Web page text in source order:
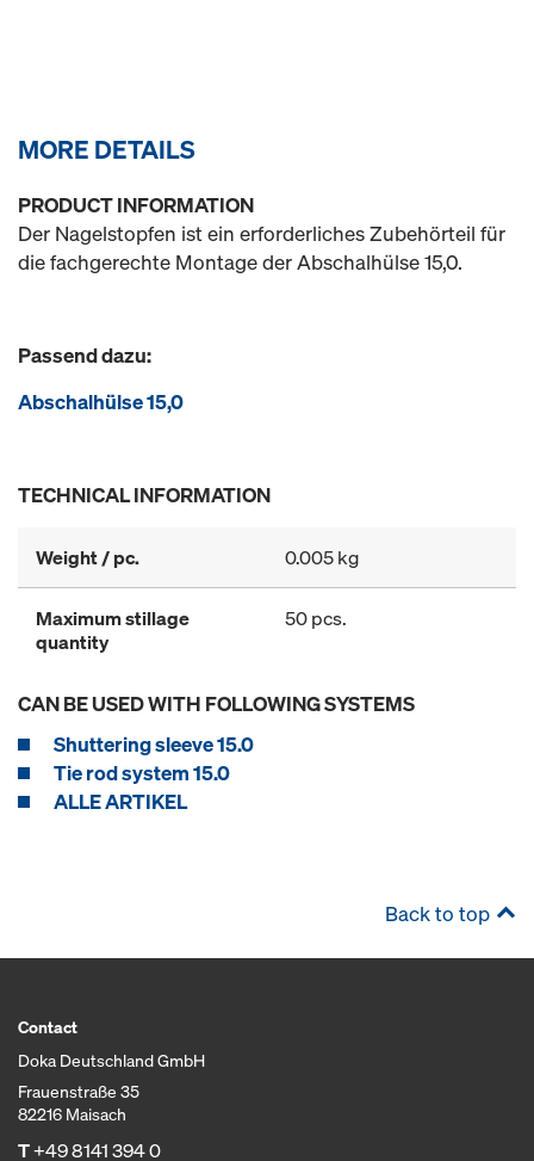
MORE DETAILS
PRODUCT INFORMATION
Der Nagelstopfen ist ein erforderliches Zubehörteil für
die fachgerechte Montage der Abschalhülse 15,0.
Passend dazu:
Abschalhülse 15,0
TECHNICAL INFORMATION
Weight / pc. 0.005 kg
Maximum stillage
quantity
50 pcs.
CAN BE USED WITH FOLLOWING SYSTEMS
Shuttering sleeve 15.0
Tie rod system 15.0
ALLE ARTIKEL
Back to top
Contact
Doka Deutschland GmbH
Frauenstraße 35
82216 Maisach
T+49 8141 394 0